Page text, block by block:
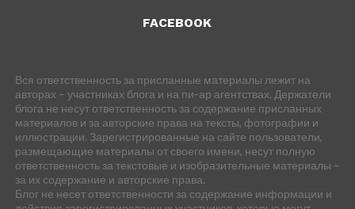
FACEBOOK
Вся ответственность за присланные материалы лежит на
авторах – участниках блога и на пи-ар агентствах. Держатели
блога не несут ответственность за содержание присланных
материалов и за авторские права на тексты, фотографии и
иллюстрации. Зарегистрированные на сайте пользователи,
размещающие материалы от своего имени, несут полную
ответственность за текстовые и изобразительные материалы –
за их содержание и авторские права.
Блог не несет ответственности за содержание информации и